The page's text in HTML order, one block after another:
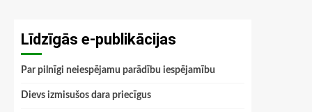
Līdzīgās e-publikācijas
Par pilnīgi neiespējamu parādību iespējamību
Dievs izmisušos dara priecīgus